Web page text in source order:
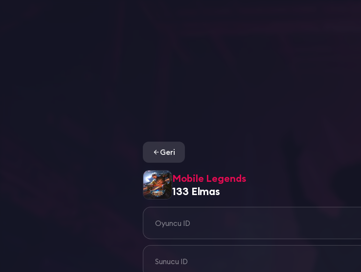
Geri
Mobile Legends
133 Elmas
Oyuncu ID
Sunucu ID